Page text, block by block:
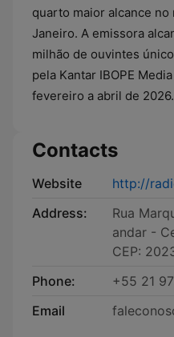
quarto maior alcance no
Janeiro. A emissora
milhão de ouvintes
pela Kantar IBOPE
fevereiro a abril de 2026.
Contacts
Website
http://
Address:
Rua
andar -
CEP:
Phone:
+55 21
Email